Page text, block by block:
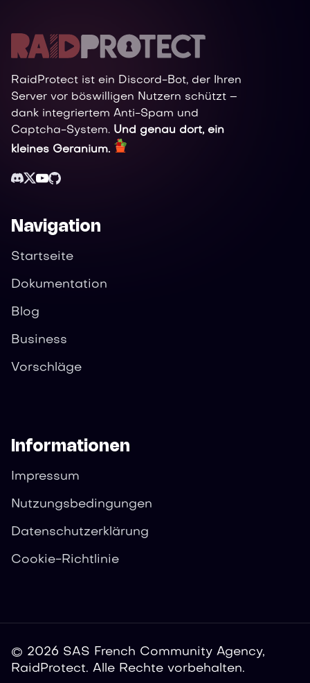
RaidProtect ist ein Discord-Bot, der Ihren
Server vor böswilligen Nutzern schützt –
dank integriertem Anti-Spam und
Captcha-System. Und genau dort, ein
kleines Geranium.
Navigation
Startseite
Dokumentation
Blog
Business
Vorschläge
Informationen
Impressum
Nutzungsbedingungen
Datenschutzerklärung
Cookie-Richtlinie
© 2026 SAS French Community Agency,
RaidProtect. Alle Rechte vorbehalten.